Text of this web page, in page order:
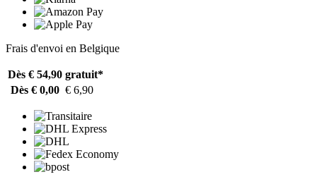
Frais d'envoi en Belgique
Dès € 54,90 gratuit*
Dès € 0,00 € 6,90